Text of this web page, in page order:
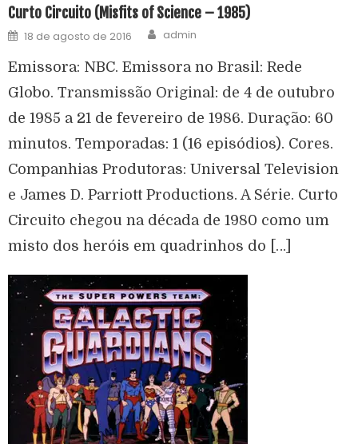
Curto Circuito (Misfits of Science – 1985)
18 de agosto de 2016 admin
Emissora: NBC. Emissora no Brasil: Rede
Globo. Transmissão Original: de 4 de outubro
de 1985 a 21 de fevereiro de 1986. Duração: 60
minutos. Temporadas: 1 (16 episódios). Cores.
Companhias Produtoras: Universal Television
e James D. Parriott Productions. A Série. Curto
Circuito chegou na década de 1980 como um
misto dos heróis em quadrinhos do […]